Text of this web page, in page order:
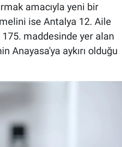
amacıyla yeni bir
ise Antalya 12. Aile
175. maddesinde yer alan
Anayasa'ya aykırı olduğu